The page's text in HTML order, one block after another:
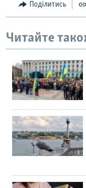
Поділитись
Читайте